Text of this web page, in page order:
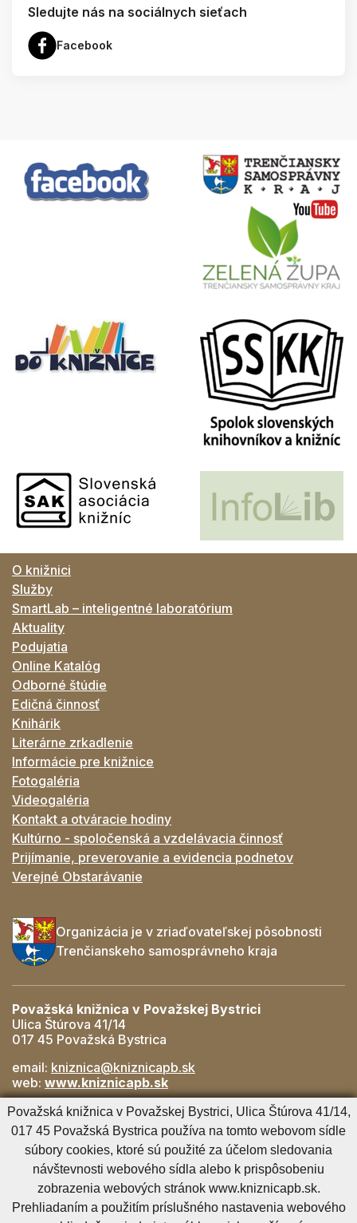
Sledujte nás na sociálnych sieťach
Facebook
O knižnici
Služby
SmartLab – inteligentné laboratórium
Aktuality
Podujatia
Online Katalóg
Odborné štúdie
Edičná činnosť
Knihárik
Literárne zrkadlenie
Informácie pre knižnice
Fotogaléria
Videogaléria
Kontakt a otváracie hodiny
Kultúrno - spoločenská a vzdelávacia činnosť
Prijímanie, preverovanie a evidencia podnetov
Verejné Obstarávanie
Organizácia je v zriaďovateľskej pôsobnosti
Trenčianskeho samosprávneho kraja
Považská knižnica v Považskej Bystrici
Ulica Štúrova 41/14
017 45 Považská Bystrica
email: kniznica@kniznicapb.sk
web: www.kniznicapb.sk
Pobočky
Rozkvet- 042/432 56 59, rozkvet@kniznicapb.sk
SNP - 0901 918 843, snp@kniznicapb.sk
Cookies nastavenieCookies - viac informáciíVyhlásenie o prístupnosti
Technický prevádzkovateľ
Správca obsahu
Považská knižnica v Považskej Bystrici, Ulica Štúrova 41/14,
017 45 Považská Bystrica používa na tomto webovom sídle
súbory cookies, ktoré sú použité za účelom sledovania
návštevnosti webového sídla alebo k prispôsobeniu
zobrazenia webových stránok www.kniznicapb.sk.
Prehliadaním a použitím príslušného nastavenia webového